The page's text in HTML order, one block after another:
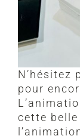
N’hésitez
pour
cette